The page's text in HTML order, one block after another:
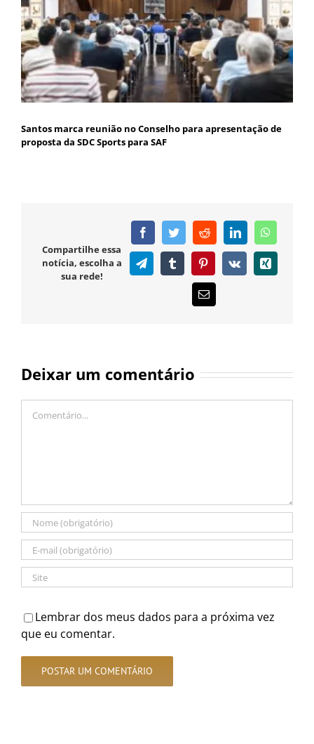
Santos marca reunião no Conselho para apresentação de
proposta da SDC Sports para SAF
Compartilhe essa
notícia, escolha a
sua rede!
FacebookTwitterRedditLinkedIn
TelegramTumblr PinterestVk Xing
E-
mail
Deixar um comentário
Lembrar dos meus dados para a próxima vez
que eu comentar.